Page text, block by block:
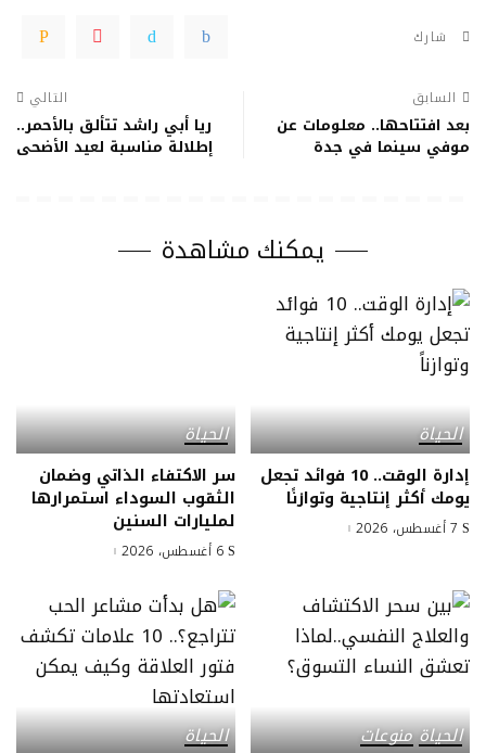
شارك
السابق
بعد افتتاحها.. معلومات عن
موفي سينما في جدة
التالي
ريا أبي راشد تتألق بالأحمر..
إطلالة مناسبة لعيد الأضحى
يمكنك مشاهدة
الحياة
إدارة الوقت.. 10 فوائد تجعل
يومك أكثر إنتاجية وتوازنًا
7 أغسطس، 2026
الحياة
سر الاكتفاء الذاتي وضمان
الثقوب السوداء استمرارها
لمليارات السنين
6 أغسطس، 2026
الحياةمنوعات
الحياة